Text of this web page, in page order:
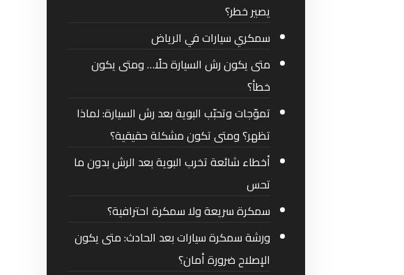
يصير خطر؟
سمكري سيارات في الرياض
متى يكون رش السيارة حلًا… ومتى يكون
خطأ؟
تموّجات وتحبّب البوية بعد رش السيارة: لماذا
تظهر؟ ومتى تكون مشكلة حقيقية؟
أخطاء شائعة تخرب البوية بعد الرش بدون ما
تحس
سمكرة سريعة ولا سمكرة احترافية؟
ورشة سمكرة سيارات بعد الحادث: متى يكون
الإصلاح ضرورة أمان؟